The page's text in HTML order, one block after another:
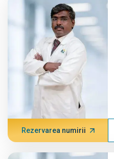
Rezervarea numirii